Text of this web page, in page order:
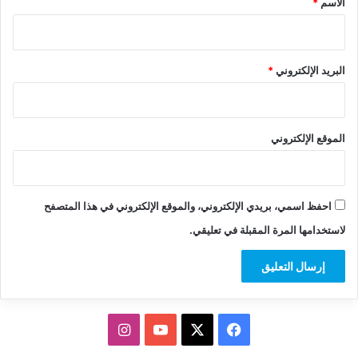
البريد الإلكتروني*
الموقع الإلكتروني
احفظ اسمي، بريدي الإلكتروني، والموقع الإلكتروني في هذا المتصفح
لاستخدامها المرة المقبلة في تعليقي.
فيسبوك ‫YouTubeانستقرام